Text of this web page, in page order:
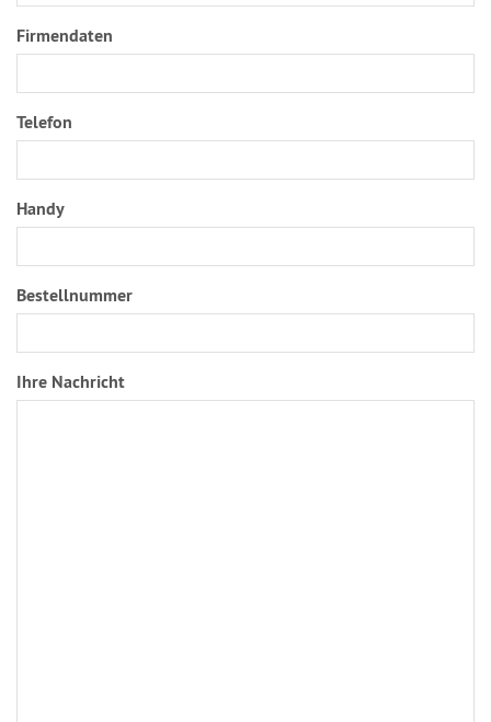
Firmendaten
Telefon
Handy
Bestellnummer
Ihre Nachricht